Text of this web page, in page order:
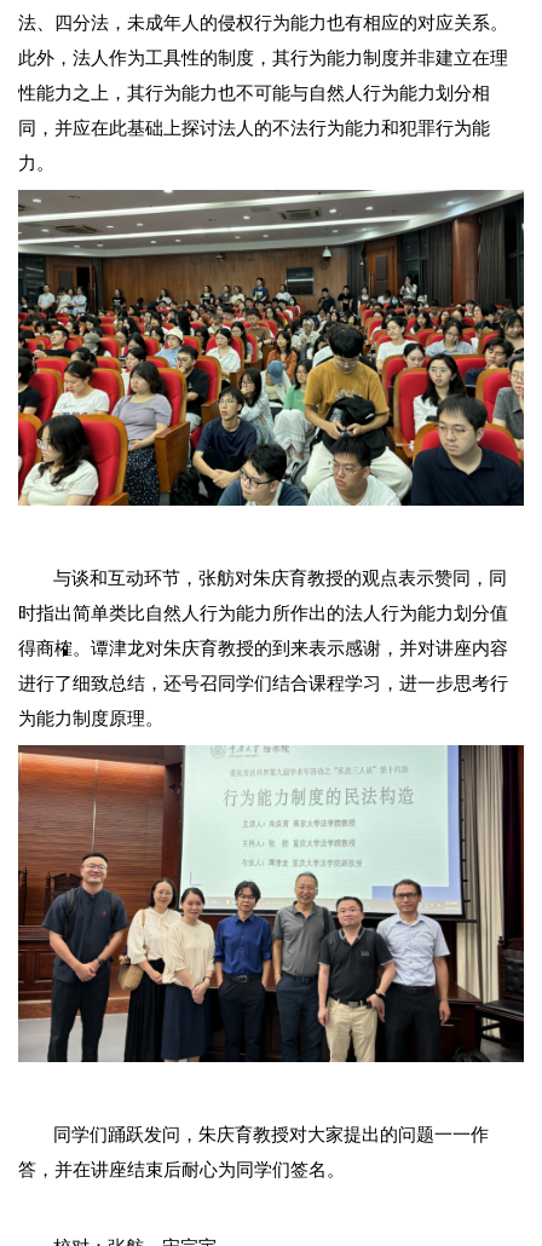
法、四分法，未成年人的侵权行为能力也有相应的对应关系。
此外，法人作为工具性的制度，其行为能力制度并非建立在理
性能力之上，其行为能力也不可能与自然人行为能力划分相
同，并应在此基础上探讨法人的不法行为能力和犯罪行为能
力。
与谈和互动环节，张舫对朱庆育教授的观点表示赞同，同
时指出简单类比自然人行为能力所作出的法人行为能力划分值
得商榷。谭津龙对朱庆育教授的到来表示感谢，并对讲座内容
进行了细致总结，还号召同学们结合课程学习，进一步思考行
为能力制度原理。
同学们踊跃发问，朱庆育教授对大家提出的问题一一作
答 ， 并在讲座结束后耐心为同学们签名。